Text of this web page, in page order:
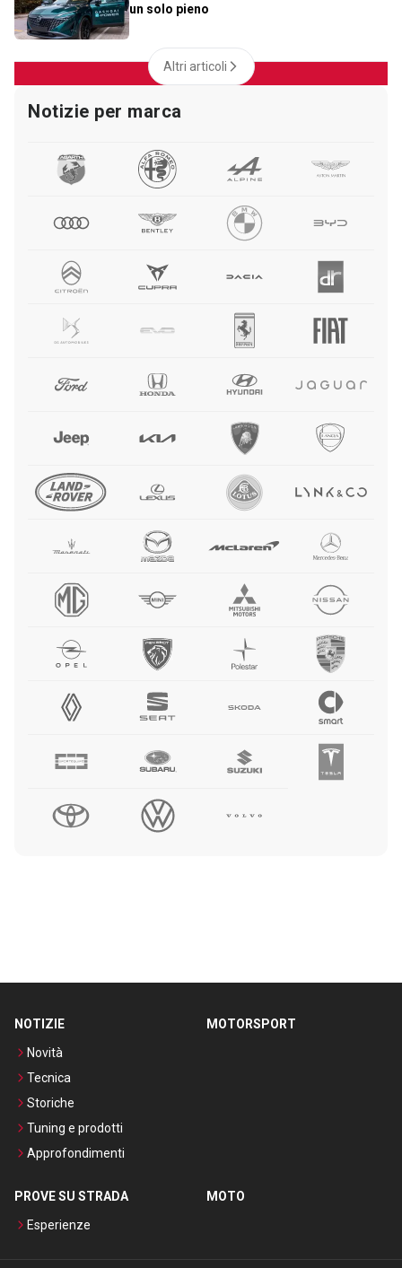
un solo pieno
Altri articoli
Notizie per marca
NOTIZIE
Novità
Tecnica
Storiche
Tuning e prodotti
Approfondimenti
MOTORSPORT
PROVE SU STRADA
Esperienze
MOTO